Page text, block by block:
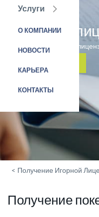
Услуги
О КОМПАНИИ
НОВОСТИ
КАРЬЕРА
КОНТАКТЫ
Покерная
Получение покерной
< Получение Игорной
Получение